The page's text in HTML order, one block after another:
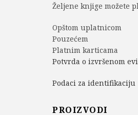
Željene knjige možete
Opštom uplatnicom
Pouzećem
Platnim karticama
Potvrda o izvršenom
Podaci za identifikaciju
PROIZVODI